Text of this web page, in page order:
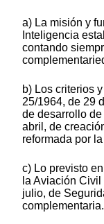
a) La misión y
Inteligencia
contando
b) Los criterios
25/1964, de 29
de desarrollo
abril, de
reformada por
c) Lo previsto
la Aviación
julio, de
complementaria.